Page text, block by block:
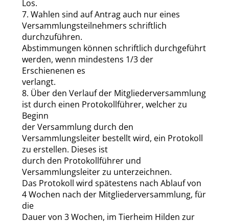
Los.
7. Wahlen sind auf Antrag auch nur eines
Versammlungsteilnehmers schriftlich
durchzuführen.
Abstimmungen können schriftlich durchgeführt
werden, wenn mindestens 1/3 der
Erschienenen es
verlangt.
8. Über den Verlauf der Mitgliederversammlung
ist durch einen Protokollführer, welcher zu
Beginn
der Versammlung durch den
Versammlungsleiter bestellt wird, ein Protokoll
zu erstellen. Dieses ist
durch den Protokollführer und
Versammlungsleiter zu unterzeichnen.
Das Protokoll wird spätestens nach Ablauf von
4 Wochen nach der Mitgliederversammlung, für
die
Dauer von 3 Wochen, im Tierheim Hilden zur